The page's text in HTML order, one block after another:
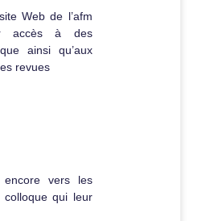
Web de l’afm
accès à des
ainsi qu’aux
revues
vers les
qui leur